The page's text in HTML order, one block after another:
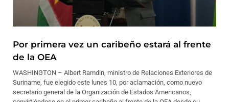
Por primera vez un caribeño estará al frente
de la OEA
WASHINGTON – Albert Ramdin, ministro de Relaciones Exteriores de
Suriname, fue elegido este lunes 10, por aclamación, como nuevo
secretario general de la Organización de Estados Americanos,